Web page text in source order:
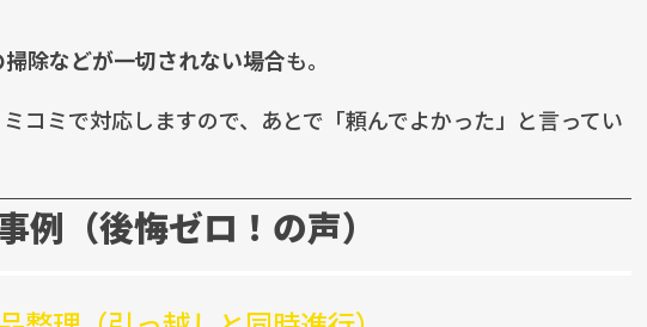
除などが一切されない場合も。
コミで対応しますので、あとで「頼んでよかった」と言ってい
例（後悔ゼロ！の声）